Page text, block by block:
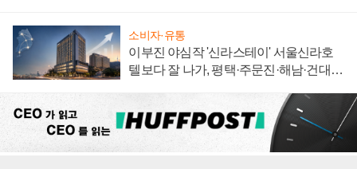
소비자·유통
이부진 야심작 '신라스테이' 서울신라호
텔보다 잘 나가, 평택·주문진·해남·건대로